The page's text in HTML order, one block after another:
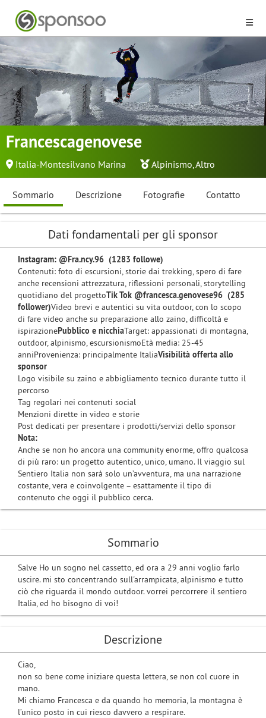
Francescagenovese
Italia-Montesilvano Marina Alpinismo,Altro
Sommario Descrizione Fotografie Contatto
Sommario
Salve Ho un sogno nel cassetto, ed ora a 29 anni voglio farlo
uscire. mi sto concentrando sull'arrampicata, alpinismo e tutto
ciò che riguarda il mondo outdoor. vorrei percorrere il sentiero
Italia, ed ho bisogno di voi!
Descrizione
Ciao,
non so bene come iniziare questa lettera, se non col cuore in
mano.
Mi chiamo Francesca e da quando ho memoria, la montagna è
l’unico posto in cui riesco davvero a respirare.
Dati fondamentali per gli sponsor
Instagram: @Fra.ncy.96 (1283 followe)
Contenuti: foto di escursioni, storie dai trekking, spero di fare
anche recensioni attrezzatura, riflessioni personali, storytelling
quotidiano del progettoTik Tok @francesca.genovese96 (285
follower)Video brevi e autentici su vita outdoor, con lo scopo
di fare video anche su preparazione allo zaino, difficoltà e
ispirazionePubblico e nicchiaTarget: appassionati di montagna,
outdoor, alpinismo, escursionismoEtà media: 25-45
anniProvenienza: principalmente ItaliaVisibilità offerta allo
sponsor
Logo visibile su zaino e abbigliamento tecnico durante tutto il
percorso
Tag regolari nei contenuti social
Menzioni dirette in video e storie
Post dedicati per presentare i prodotti/servizi dello sponsor
Nota:
Anche se non ho ancora una community enorme, offro qualcosa
di più raro: un progetto autentico, unico, umano. Il viaggio sul
Sentiero Italia non sarà solo un’avventura, ma una narrazione
costante, vera e coinvolgente – esattamente il tipo di
contenuto che oggi il pubblico cerca.